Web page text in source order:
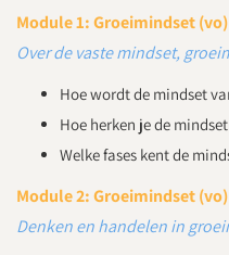
Module 1: Groeimindset
Over de vaste mindset,
Hoe wordt de mindset
Hoe herken je de
Welke fases kent de
Module 2: Groeimindset
Denken en handelen in